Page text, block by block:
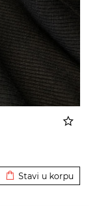
Stavi u korpu